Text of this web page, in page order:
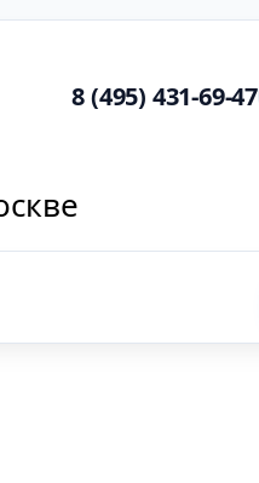
8 (495) 431-69-47